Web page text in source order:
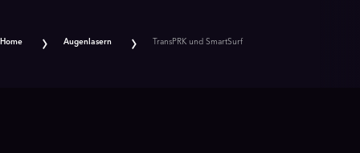
Home Augenlasern TransPRK und SmartSurf